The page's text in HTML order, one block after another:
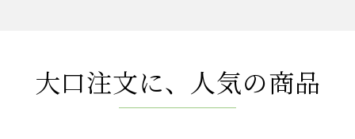
大口注文に、人気の商品